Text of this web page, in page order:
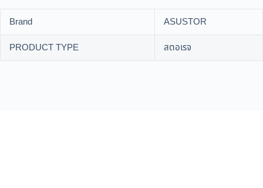
Brand
ASUSTOR
PRODUCT TYPE
สตอเรจ